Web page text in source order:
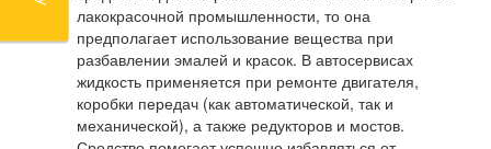
лакокрасочной промышленности, то она
предполагает использование вещества при
разбавлении эмалей и красок. В автосервисах
жидкость применяется при ремонте двигателя,
коробки передач (как автоматической, так и
механической), а также редукторов и мостов.